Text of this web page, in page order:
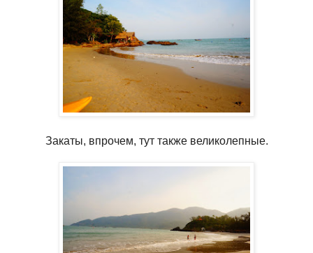
Закаты, впрочем, тут также великолепные.